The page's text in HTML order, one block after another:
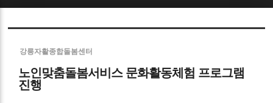
강릉자활종합돌봄센터
노인맞춤돌봄서비스 문화활동체험 프로그램
진행
Sketchbook5, 스케치북5